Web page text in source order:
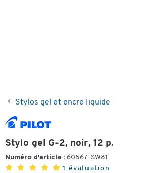
Stylos gel et encre liquide
Stylo gel G-2, noir, 12 p.
Numéro d'article : 60567-SW81
1 évaluation